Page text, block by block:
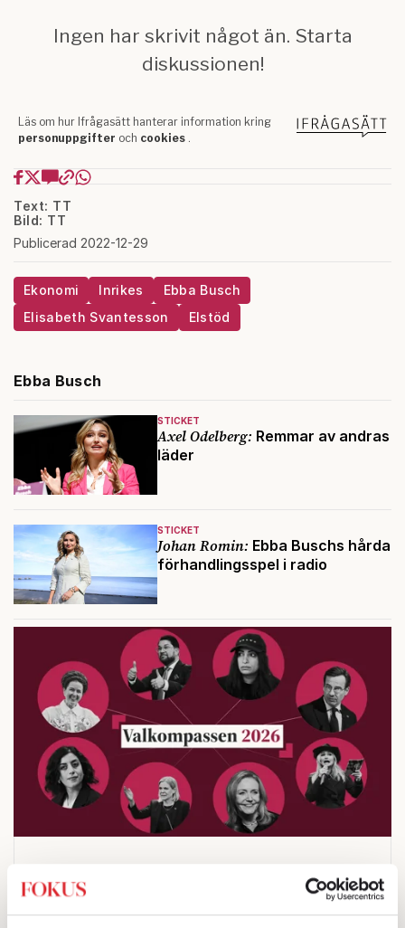
Text: TT
Bild: TT
Publicerad 2022-12-29
Ekonomi Inrikes
Ebba Busch
Elisabeth Svantesson
Elstöd
Ebba Busch
STICKET
Axel Odelberg: Remmar av andras
läder
STICKET
Johan Romin: Ebba Buschs hårda
förhandlingsspel i radio